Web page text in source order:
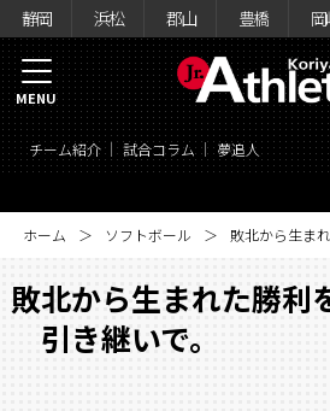
静岡 浜松 郡山 豊橋 岡
チーム紹介 試合コラム 夢追人
MENU
ホーム ソフトボール 敗北から生ま
敗北から生まれた勝利
引き継いで。